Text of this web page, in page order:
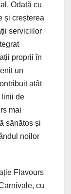
Odată cu
și creșterea
serviciilor
proprii în
un
atât
linii de
mai
sănătos și
noilor
Flavours
cu